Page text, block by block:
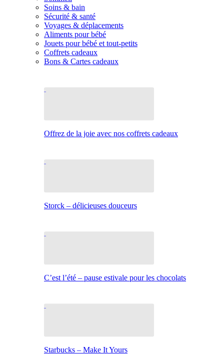
Soins & bain
Sécurité & santé
Voyages & déplacements
Aliments pour bébé
Jouets pour bébé et tout-petits
Coffrets cadeaux
Bons & Cartes cadeaux
Offrez de la joie avec nos coffrets cadeaux
Storck – délicieuses douceurs
C’est l’été – pause estivale pour les chocolats
Starbucks – Make It Yours